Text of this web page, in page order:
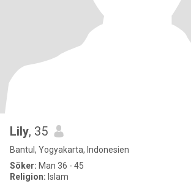
Lily, 35
Bantul, Yogyakarta, Indonesien
Söker: Man 36 - 45
Religion: Islam